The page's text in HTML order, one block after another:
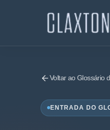
Voltar ao Glossário
ENTRADA DO